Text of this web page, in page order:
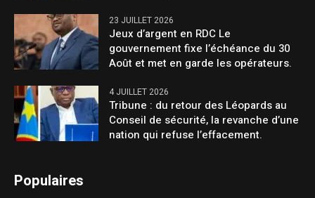
23 JUILLET 2026
Jeux d’argent en RDC Le
gouvernement fixe l’échéance du 30
Août et met en garde les opérateurs.
4 JUILLET 2026
Tribune : du retour des Léopards au
Conseil de sécurité, la revanche d’une
nation qui refuse l’effacement.
Populaires